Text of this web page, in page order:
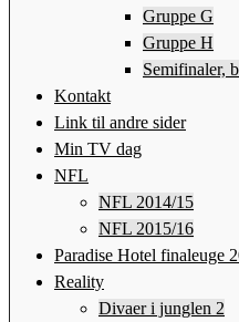
Gruppe G
Gruppe H
Semifinaler,
Kontakt
Link til andre sider
Min TV dag
NFL
NFL 2014/15
NFL 2015/16
Paradise Hotel finaleuge
Reality
Divaer i junglen 2